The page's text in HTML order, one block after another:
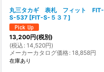
丸三タカギ 表札 フィット FIT-
S-537 [FIT-S-５３７]
13,200円(税別)
(税込 : 14,520円)
メーカーカタログ価格: 18,858円
在庫あり